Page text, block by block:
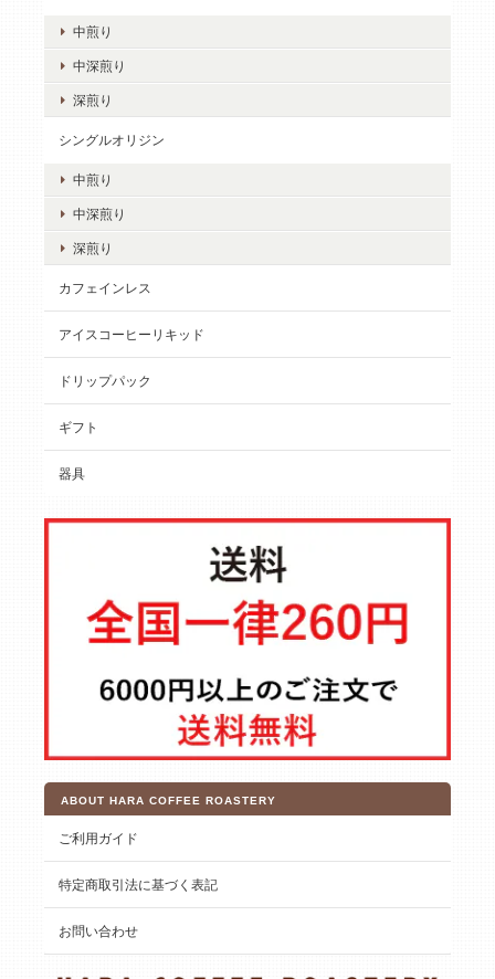
中煎り
中深煎り
深煎り
シングルオリジン
中煎り
中深煎り
深煎り
カフェインレス
アイスコーヒーリキッド
ドリップパック
ギフト
器具
ABOUT HARA COFFEE ROASTERY
ご利用ガイド
特定商取引法に基づく表記
お問い合わせ